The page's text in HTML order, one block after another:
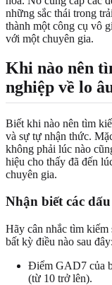
những sắc thái trong
thành một công cụ vô
với một chuyên gia.
Khi nào nên
nghiệp về lo
Biết khi nào nên tìm
và sự tự nhận thức.
không phải lúc nào
hiệu cho thấy đã đến
chuyên gia.
Nhận biết các
Hãy cân nhắc tìm kiếm
bất kỳ điều nào sau đây:
Điểm GAD7 của
(từ 10 trở lên).